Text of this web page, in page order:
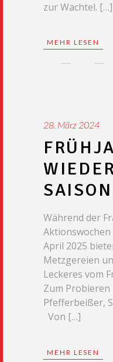
zur Wachtel. […]
MEHR LESEN
28. März 2024
Während der
Aktionswochen
April 2025
Metzgereien
Leckeres vom
Zum Probieren
Pfefferbeißer,
Von […]
MEHR LESEN